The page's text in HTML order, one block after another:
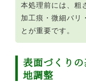
本処理前には、粗
加工痕・微細バリ
とが重要です。
表面づくり
地調整